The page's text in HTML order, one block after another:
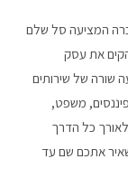
המציעה סל שלם
את עסק
שורה של שירותים
משפט,
כל הדרך
אתכם שם עד